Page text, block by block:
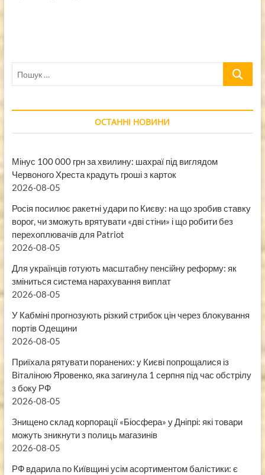
Пошук
ОСТАННІ НОВИНИ
Мінус 100 000 грн за хвилину: шахраї під виглядом
Червоного Хреста крадуть гроші з карток
2026-08-05
Росія посилює ракетні удари по Києву: на що зробив ставку
ворог, чи зможуть врятувати «дві стіни» і що робити без
перехоплювачів для Patriot
2026-08-05
Для українців готують масштабну пенсійну реформу: як
зміниться система нарахування виплат
2026-08-05
У Кабміні прогнозують різкий стрибок цін через блокування
портів Одещини
2026-08-05
Приїхала рятувати поранених: у Києві попрощалися із
Віталіною Яровенко, яка загинула 1 серпня під час обстрілу
з боку РФ
2026-08-05
Знищено склад корпорації «Біосфера» у Дніпрі: які товари
можуть зникнути з полиць магазинів
2026-08-05
РФ вдарила по Київщині усім асортиментом балістики: є